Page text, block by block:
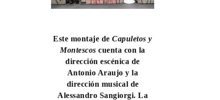
Este montaje deCapuletos y
Montescos cuenta con la
dirección escénica de
Antonio Araujo y la
dirección musical de
Alessandro Sangiorgi. La